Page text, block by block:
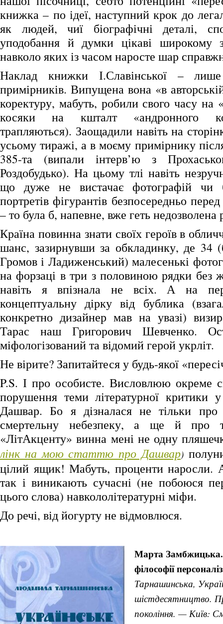
книжка – по ідеї, наступний крок до
як людей, чиї біографічні деталі,
уподобання й думки цікаві широкому
навколо яких із часом наросте шар
Наклад книжки І.Славінської – лише
примірників. Випущена вона «в
коректуру, мабуть, робили свого часу на
косяки на кшталт «андронного
трапляються). Заощадили навіть на
усьому тиражі, а в моєму примірнику
385-та (випали інтерв’ю з
Роздобудько). На цьому тлі навіть
що дуже не вистачає фотографій чи
портретів фігурантів безпосередньо
– то була б, напевне, вже геть недозволена
Країна повинна знати своїх героїв в
шанс, зазирнувши за обкладинку, де 34
Громов і Ладиженський) малесенькі
на форзаці в три з половиною рядки без
навіть я впізнала не всіх. А на
концептуальну дірку від бублика
конкретно дизайнер мав на увазі)
Тарас наш Григорович Шевченко.
міфологізований та відомий герой укрліт.
Не вірите? Запитайтеся у будь-якої
P.S. І про особисте. Висловлюю окреме
порушення теми літературної критики
Дашвар. Бо я дізналася не тільки
смертельну небезпеку, а ще й про
«ЛітАкценту» винна мені не одну
лінк на мою статтю про Дашвар)
цілий ящик! Мабуть, проценти наросли.
так і виникають сучасні (не побоюся
цього слова) навкололітературні міфи.
До речі, від йогурту не відмовлюся.
Марта Замбжицька.
філософії
Тарнашинська,
шістдесятництво.
покоління. — Київ: